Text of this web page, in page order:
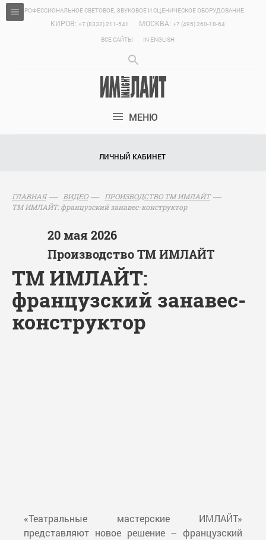
ПРОФЕССИОНАЛЬНОЕ СВЕТОВОЕ, ЗВУКОВОЕ И СЦЕНИЧЕСКОЕ ОБОРУДОВАНИЕ.
КИРОВ: +7 (8332) 211-541 МОСКВА: +7 (495) 260-18-64
ВСЕ САЙТЫ
IN ENGLISH
МЕНЮ
ЛИЧНЫЙ КАБИНЕТ
ГЛАВНАЯ ВИДЕО
ПРОИЗВОДСТВО ТМ ИМЛАЙТ
ТМ ИМЛАЙТ: французский занавес-конструктор
20 мая 2026
Производство ТМ ИМЛАЙТ
ТМ ИМЛАЙТ:
французский занавес-
конструктор
«Театральные мастерские ИМЛАЙТ»
представляют новое решение – французский